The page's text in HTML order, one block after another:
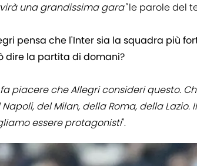
una grandissima gara"le parole del
pensa che l'Inter sia la squadra più
dire la partita di domani?
piacere che Allegri consideri questo.
Napoli, del Milan, della Roma, della
essere protagonisti".